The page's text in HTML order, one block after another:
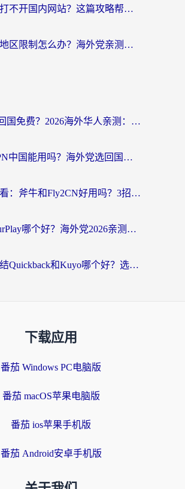
人在国外打不开国内网站？这篇攻略帮你无缝解锁国内资源（附交管12123使用技巧）
香港优酷地区限制怎么办？海外党亲测有效的追剧解决方案
Mac翻墙回国免费？2026海外华人亲测：从CCTV5直播到国内APP，这样选加速器才靠谱
Proton VPN中国能用吗？海外党选回国加速器的避坑指南（附番茄加速器实测）
海外党必看：斧牛和Fly2CN好用吗？3招教你选对回国加速器（附免费试用攻略）
斧牛和OurPlay哪个好？海外党2026亲测：选对加速器，国内资源秒加载
海外党纠结Quickback和Kuyo哪个好？选对回国加速器才能无缝刷国内资源
下载应用
番茄 Windows PC电脑版
番茄 macOS苹果电脑版
番茄 ios苹果手机版
番茄 Android安卓手机版